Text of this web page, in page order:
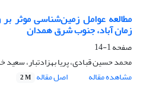
مطالعه عوامل زمین‌شناسی موثر
زمان آباد، جنوب شرق همدان
صفحه1-14
محمد حسین قبادی، پریا بهزادتبار، سعید
مشاهده مقاله
اصل مقاله 2 M